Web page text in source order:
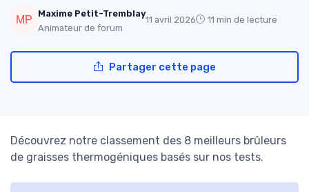
Maxime Petit-Tremblay
Animateur de forum
11 avril 2026 11 min de lecture
Partager cette page
Découvrez notre classement des 8 meilleurs brûleurs
de graisses thermogéniques basés sur nos tests.